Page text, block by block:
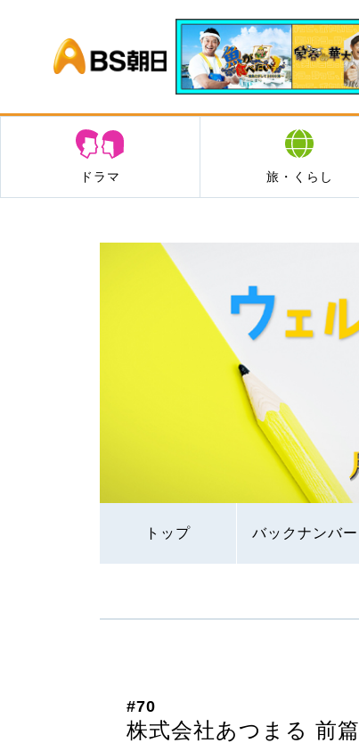
BS朝日
ドラマ 旅・くらし
トップ バックナンバー
#70
株式会社あつまる 前篇